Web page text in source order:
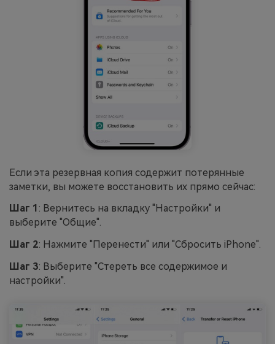
Если эта резервная копия содержит потерянные
заметки, вы можете восстановить их прямо сейчас:
Шаг 1 : Вернитесь на вкладку "Настройки" и
выберите "Общие".
Шаг 2: Нажмите "Перенести" или "Сбросить iPhone".
Шаг 3: Выберите "Стереть все содержимое и
настройки".